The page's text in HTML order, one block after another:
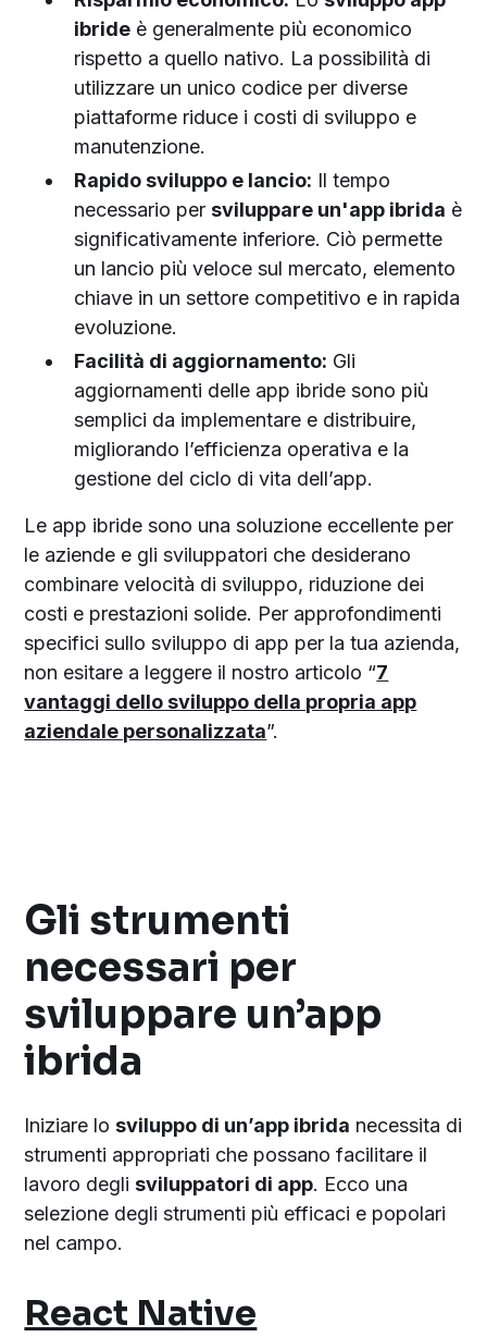
ibride è generalmente più economico
rispetto a quello nativo. La possibilità di
utilizzare un unico codice per diverse
piattaforme riduce i costi di sviluppo e
manutenzione.
Rapido sviluppo e lancio: Il tempo
necessario persviluppare un'app ibrida è
significativamente inferiore. Ciò permette
un lancio più veloce sul mercato, elemento
chiave in un settore competitivo e in rapida
evoluzione.
Facilità di aggiornamento: Gli
aggiornamenti delle app ibride sono più
semplici da implementare e distribuire,
migliorando l’efficienza operativa e la
gestione del ciclo di vita dell’app.
Le app ibride sono una soluzione eccellente per
le aziende e gli sviluppatori che desiderano
combinare velocità di sviluppo, riduzione dei
costi e prestazioni solide. Per approfondimenti
specifici sullo sviluppo di app per la tua azienda,
non esitare a leggere il nostro articolo “7
vantaggi dello sviluppo della propria app
aziendale personalizzata”.
Gli strumenti
necessari per
sviluppare un’app
ibrida
Iniziare losviluppo di un’app ibrida necessita di
strumenti appropriati che possano facilitare il
lavoro deglisviluppatori di app. Ecco una
selezione degli strumenti più efficaci e popolari
nel campo.
React Native